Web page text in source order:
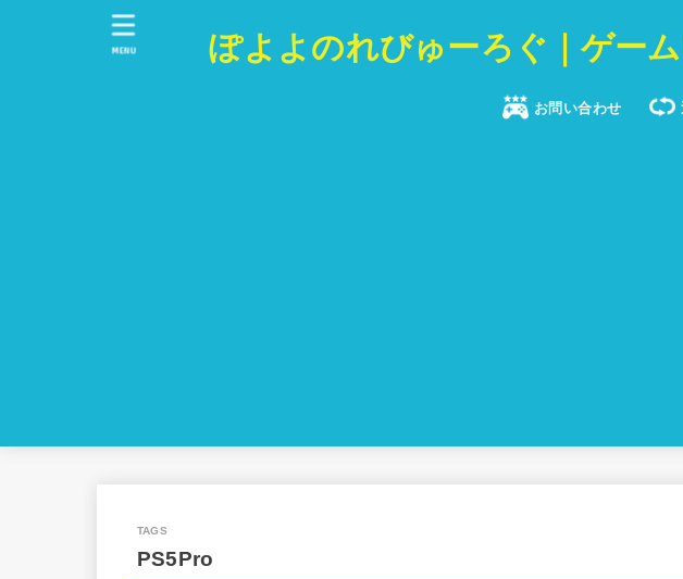
ぽよよのれびゅーろぐ｜ゲー
お問い合わせ
MENU
PS5Pro